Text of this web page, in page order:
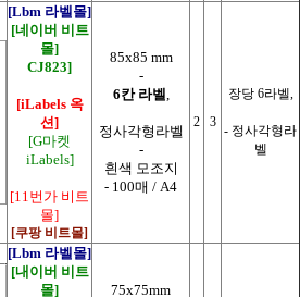
[Lbm 라벨몰]
[네이버 비트
몰]
CJ823]
[iLabels 옥
션]
[G마켓
iLabels]
[11번가 비트
몰]
[쿠팡 비트몰]
85x85 mm
-
6칸 라벨
정사각형라벨
-
흰색 모조지
- 100매 / A4
2 3
장당 6라벨,
- 정사각형라
벨
[Lbm 라벨몰]
[내이버 비트
몰]
75x75mm